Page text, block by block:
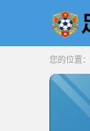
您的位置：